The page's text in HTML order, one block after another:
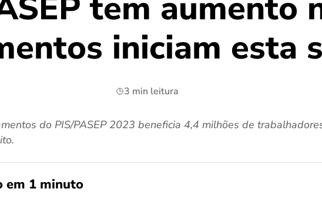
iniciam esta
3 min leitura
do PIS/PASEP 2023 beneficia 4,4 milhões de
em 1 minuto